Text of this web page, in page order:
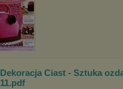
Dekoracja Ciast - Sztuka
11.pdf